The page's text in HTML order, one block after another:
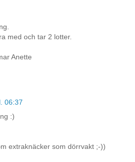
med och tar 2 lotter.
Anette
06:37
:)
extraknäcker som dörrvakt ;-))